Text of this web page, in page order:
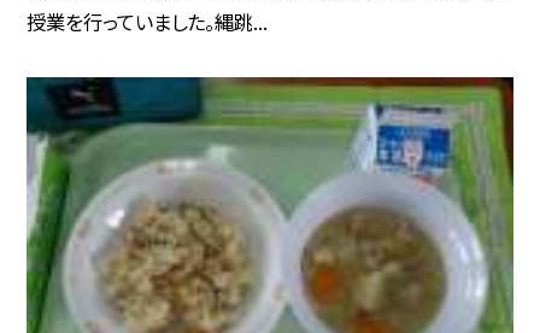
授業を行っていました。縄跳...